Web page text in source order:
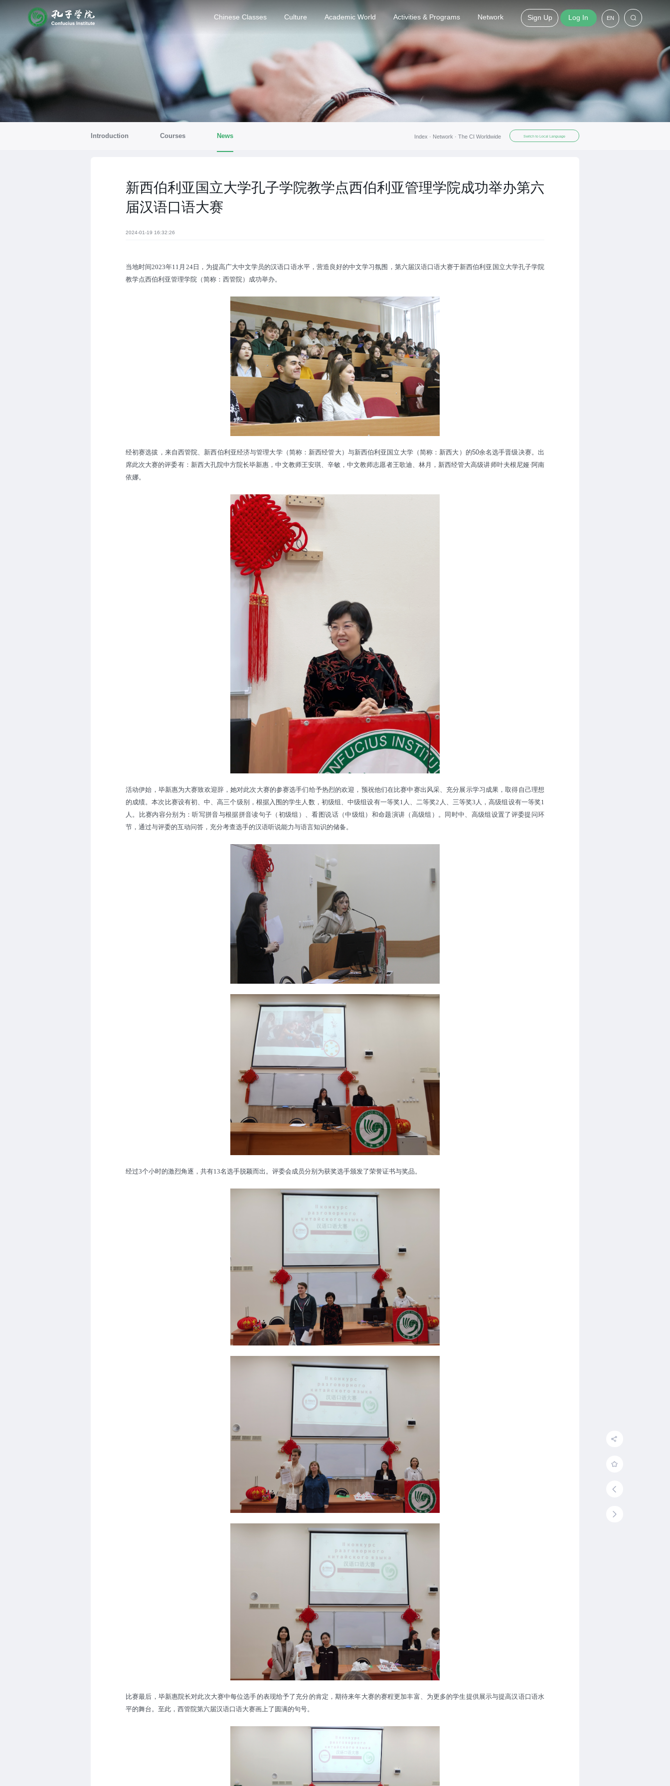
Chinese Classes Culture Academic World Activities & Programs Network Sign Up Log In EN
Introduction Courses News Index · Network ·The CI Worldwide Switch to Local Language
新西伯利亚国立大学孔子学院教学点西伯利亚管理学院成功举办第六
届汉语口语大赛
2024-01-19 16:32:26
当地时间2023年11月24日， 为提高广大中文学员的汉语口语水平， 营造良好的中文学习氛围， 第六届汉语口语大赛于新西伯利亚国立大学孔子学院
教学点西伯利亚管理学院（简称：西管院）成功举办。
经初赛选拔，来自西管院、新西伯利亚经济与管理大学（简称：新西经管大）与新西伯利亚国立大学（简称：新西大）的50余名选手晋级决赛。出
席此次大赛的评委有：新西大孔院中方院长毕新惠，中文教师王安琪、辛敏，中文教师志愿者王歌迪、林月，新西经管大高级讲师叶夫根尼娅·阿南
依娜。
活动伊始，毕新惠为大赛致欢迎辞，她对此次大赛的参赛选手们给予热烈的欢迎，预祝他们在比赛中赛出风采、充分展示学习成果，取得自己理想
的成绩。本次比赛设有初、中、高三个级别，根据入围的学生人数，初级组、中级组设有一等奖1人、二等奖2人、三等奖3人，高级组设有一等奖1
人。比赛内容分别为：听写拼音与根据拼音读句子（初级组）、看图说话（中级组）和命题演讲（高级组）。同时中、高级组设置了评委提问环
节，通过与评委的互动问答，充分考查选手的汉语听说能力与语言知识的储备。
经过3个小时的激烈角逐，共有13名选手脱颖而出。评委会成员分别为获奖选手颁发了荣誉证书与奖品。
比赛最后，毕新惠院长对此次大赛中每位选手的表现给予了充分的肯定，期待来年大赛的赛程更加丰富、为更多的学生提供展示与提高汉语口语水
平的舞台。至此，西管院第六届汉语口语大赛画上了圆满的句号。